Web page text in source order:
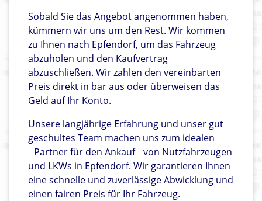
Sobald Sie das Angebot angenommen haben,
kümmern wir uns um den Rest. Wir kommen
zu Ihnen nach Epfendorf, um das Fahrzeug
abzuholen und den Kaufvertrag
abzuschließen. Wir zahlen den vereinbarten
Preis direkt in bar aus oder überweisen das
Geld auf Ihr Konto.
Unsere langjährige Erfahrung und unser gut
geschultes Team machen uns zum idealen
Partner für den Ankauf von Nutzfahrzeugen
und LKWs in Epfendorf. Wir garantieren Ihnen
eine schnelle und zuverlässige Abwicklung und
einen fairen Preis für Ihr Fahrzeug.